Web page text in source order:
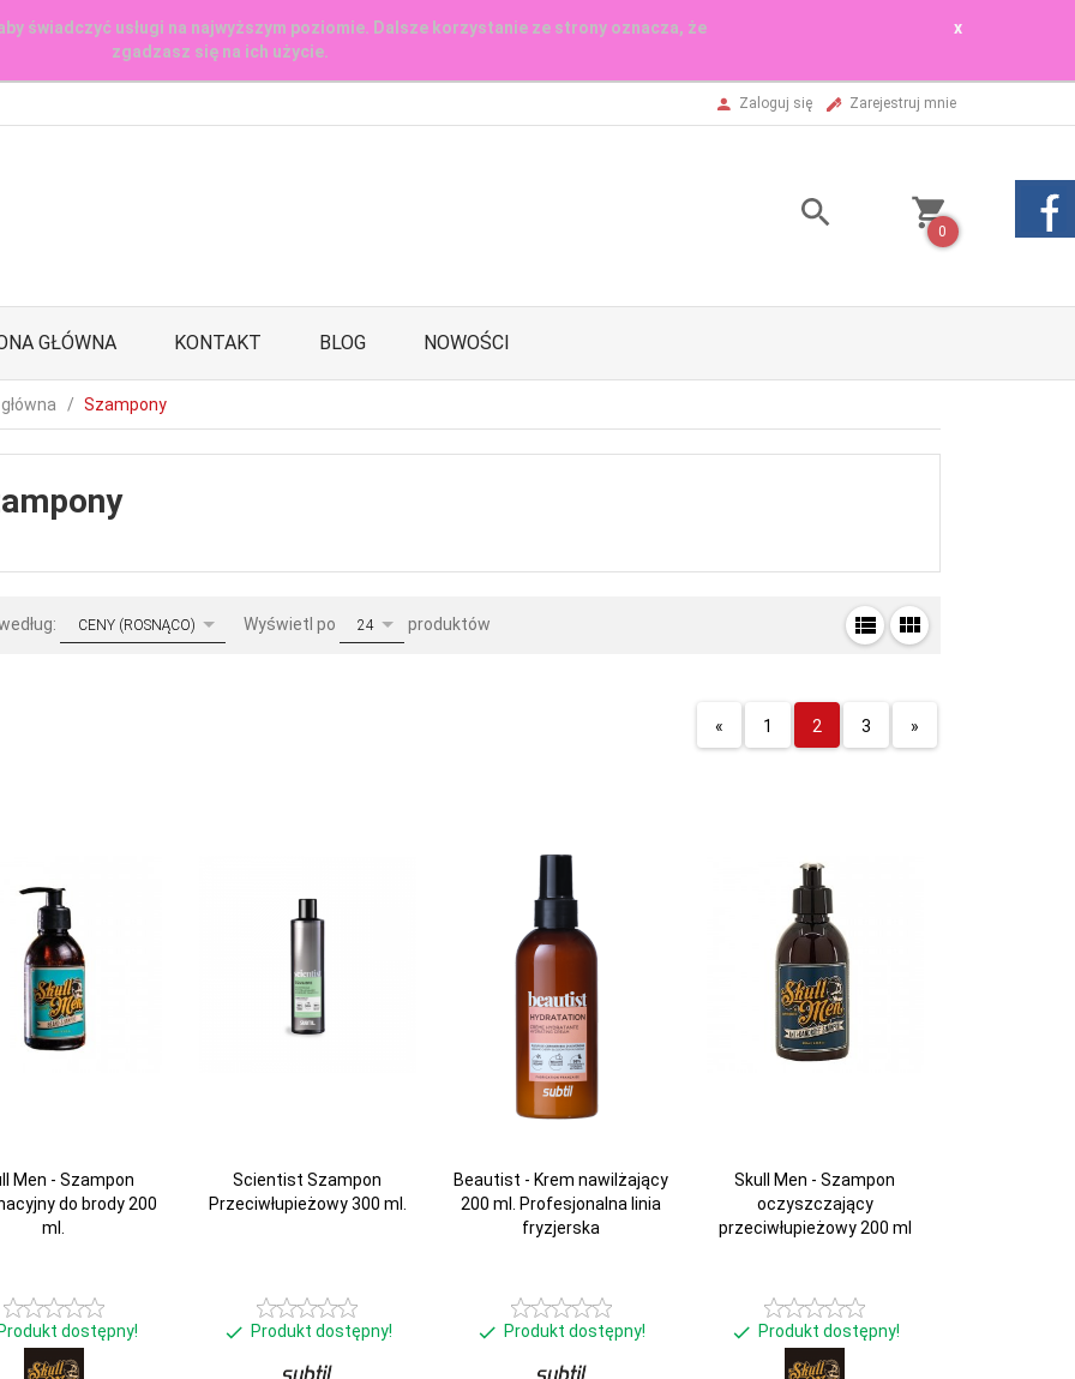
świadczyć usługi na najwyższym poziomie. Dalsze korzystanie ze strony oznacza, że
zgadzasz się na ich użycie.
x
Zaloguj się Zarejestruj mnie
0
GŁÓWNA KONTAKT BLOG NOWOŚCI
Szampony
sortCENY (ROSNĄCO) Wyświetl po pop24 produktów
« 1 2 3 »
Men - Szampon
do brody 200
ml.
Produkt dostępny!
Scientist Szampon
Przeciwłupieżowy 300 ml.
Produkt dostępny!
Beautist - Krem nawilżający
200 ml. Profesjonalna linia
fryzjerska
Produkt dostępny!
Skull Men - Szampon
oczyszczający
przeciwłupieżowy 200 ml
Produkt dostępny!